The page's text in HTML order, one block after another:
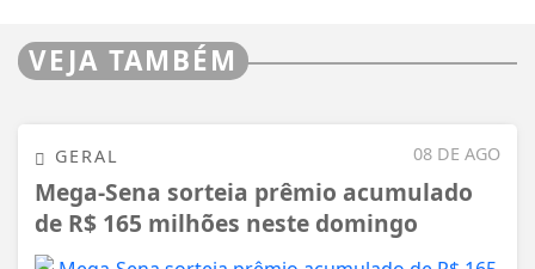
VEJA TAMBÉM
08 DE AGO
GERAL
Mega-Sena sorteia prêmio acumulado
de R$ 165 milhões neste domingo